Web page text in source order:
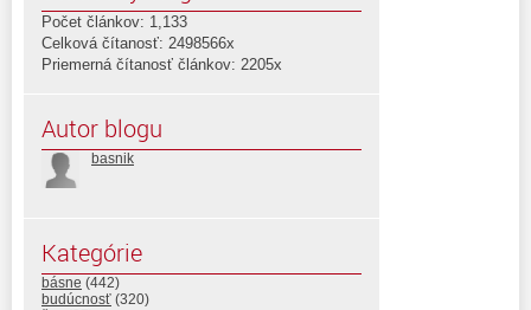
Počet článkov: 1,133
Celková čítanosť: 2498566x
Priemerná čítanosť článkov: 2205x
Autor blogu
basnik
Kategórie
básne (442)
budúcnosť (320)